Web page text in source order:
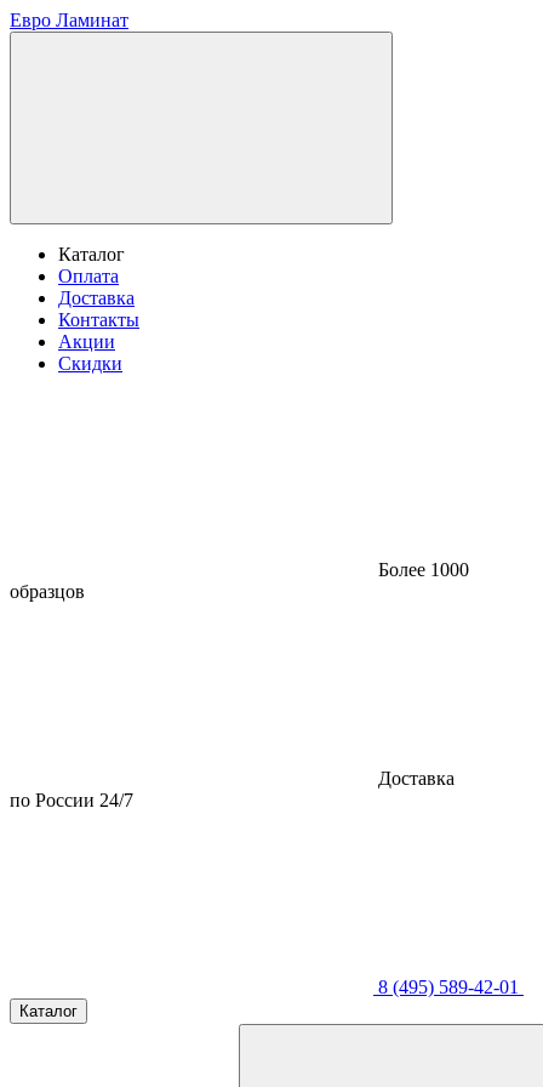
Евро Ламинат
Каталог
Оплата
Доставка
Контакты
Акции
Скидки
Более 1000
образцов
Доставка
по России 24/7
8 (495) 589-42-01
Каталог